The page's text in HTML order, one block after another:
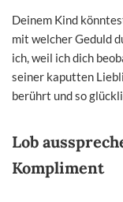
Deinem Kind
mit welcher Geduld
ich, weil ich dich
seiner kaputten
berührt und so
Lob
Kompliment